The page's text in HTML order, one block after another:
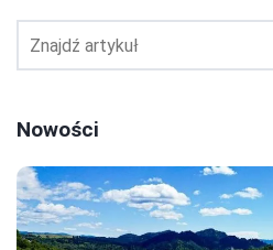
Nowości